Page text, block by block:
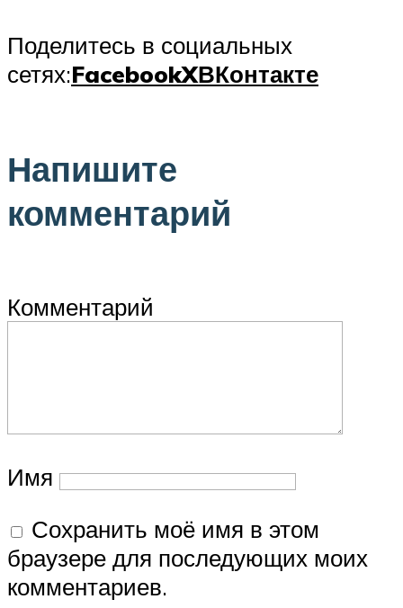
Поделитесь в социальных
сетях:FacebookXВКонтакте
Напишите
комментарий
Комментарий
Имя
Сохранить моё имя в этом
браузере для последующих моих
комментариев.